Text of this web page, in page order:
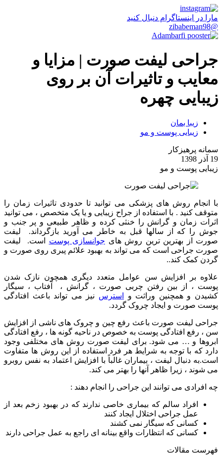
مارا در اینستاگرام دنبال کنید
@zibabeman98
جراحی لیفت صورت | مزایا و
معایب و تاثیرات آن بر روی
زیبایی چهره
زیبا بمان
زیبایی پوست و مو
سمانه پرهیزکار
19 آذر 1398
زیبایی پوست و مو
با انجام روش های پزشکی می توانید تا حدودی تاثیرات زمان را
متوقف کنید . با استفاده از جراح زیبایی و یا یک متخصص ، می توانید
اثرات زمان و گرانش را خنثی کرده و ظاهر طبیعی و پر جنب و
جوش را که از سالها قبل به خاطر می آورید بازگرداند. لیفت
صورت از بهترین ترین روش های جوانسازی پوست است. لیفت
صورت جراحی است که می تواند به بهبود علائم پیری روی صورت و
گردن کمک کند..
علاوه بر افزایش سن عوامل متعدد دیگری همچون نازک شدن
پوست ، از بین رفتن چربی صورت ، گرانش ، آفتاب ، سیگار
کشیدن و همچنین وراثت و
استرس نیز می تواند باعث افتادگی
پوست صورت و ایجاد چروک گردد.
جراحی لیفت صورت باعث رفع چین و چروک های ناشی از افزایش
سن ، رفع افتادگی پوست به خصوص در ناحیه گونه ها ، رفع افتادگی
ابروها و … می شود. برای لیفت صورت روش های مختلفی وجود
دارد که با توجه به شرایط هر فرد استفاده از این روش ها متفاوت
است.به دنبال لیفت ، بیماران غالباً با افزایش اعتماد به نفس روبرو
می شوند ، زیرا ظاهر آنها را بهتر می کند.
چه افرادی می توانند این جراحی را انجام دهند :
افراد سالم که بیماری خاصی ندارند که در بهبود زخم بعد از
عمل جراحی اختلال ایجاد کنند
کسانی که سیگار نمی کشند
کسانی که انتظارات واقع بینانه ای راجع به عمل جراحی دارند
فهرست مقالات